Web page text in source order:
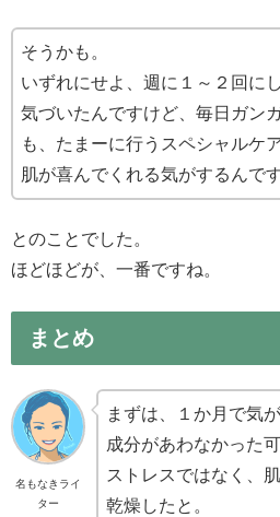
そうかも。
いずれにせよ、週に１～２回に
気づいたんですけど、毎日ガン
も、たまーに行うスペシャルケ
肌が喜んでくれる気がするんです
とのことでした。
ほどほどが、一番ですね。
まとめ
名もなきライ
ター
まずは、１か月で気
成分があわなかった
ストレスではなく、
乾燥したと。